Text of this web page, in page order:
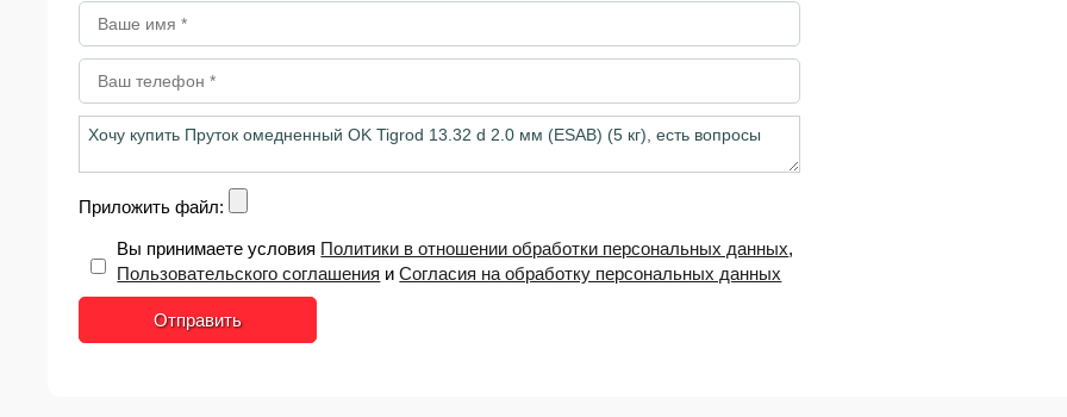
Приложить файл:
Вы принимаете условия Политики в отношении обработки персональных данных,
Пользовательского соглашения иСогласия на обработку персональных данных
Отправить